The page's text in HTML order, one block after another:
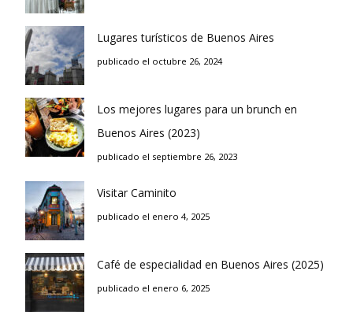
Lugares turísticos de Buenos Aires
publicado el octubre 26, 2024
Los mejores lugares para un brunch en
Buenos Aires (2023)
publicado el septiembre 26, 2023
Visitar Caminito
publicado el enero 4, 2025
Café de especialidad en Buenos Aires (2025)
publicado el enero 6, 2025